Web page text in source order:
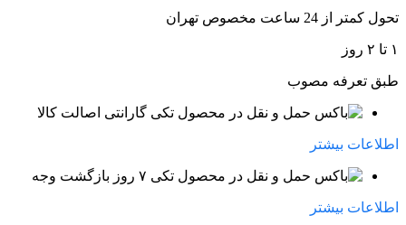
تحول کمتر از 24 ساعت مخصوص تهران
۱ تا ۲ روز
طبق تعرفه مصوب
گارانتی اصالت کالا
اطلاعات بیشتر
۷ روز بازگشت وجه
اطلاعات بیشتر